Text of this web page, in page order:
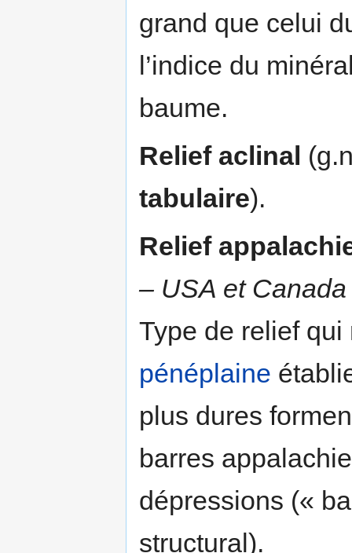
grand que celui
l’indice du
baume.
Relief aclinal
tabulaire).
Relief
– USA et Canada
Type de relief qui
pénéplaine
plus dures
barres
dépressions («
structural).